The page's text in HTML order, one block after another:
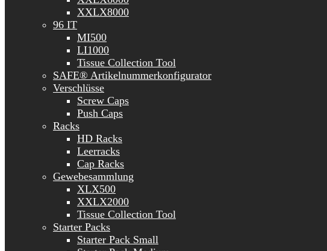
XXLX8000
96 IT
MI500
LI1000
Tissue Collection Tool
SAFE® Artikelnummerkonfigurator
Verschlüsse
Screw Caps
Push Caps
Racks
HD Racks
Leerracks
Cap Racks
Gewebesammlung
XLX500
XXLX2000
Tissue Collection Tool
Starter Packs
Starter Pack Small